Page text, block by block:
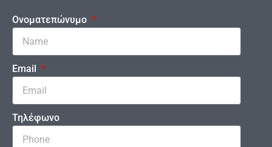
Ονοματεπώνυμο
Email
Τηλέφωνο